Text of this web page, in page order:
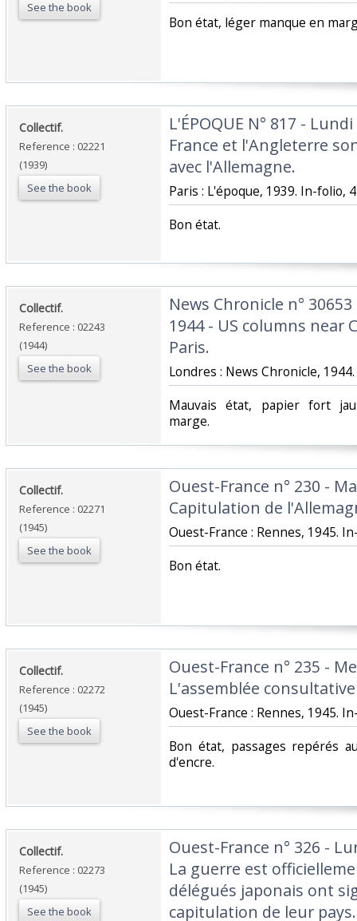
See the book
‎Bon état, léger manque en
‎Collectif.‎
Reference : 02221
(1939)
See the book
‎L'ÉPOQUE N° 817 -
France et l'Angleterre
avec l'Allemagne.‎
‎Paris : L'époque, 1939. In-folio,
‎Bon état.‎
‎Collectif.‎
Reference : 02243
(1944)
See the book
‎News Chronicle n°
1944 - US columns near
Paris.‎
‎Londres : News Chronicle,
‎Mauvais état, papier fort
marge.‎
‎Collectif.‎
Reference : 02271
(1945)
See the book
‎Ouest-France n° 230 -
Capitulation de
‎Ouest-France : Rennes, 1945.
‎Bon état.‎
‎Collectif.‎
Reference : 02272
(1945)
See the book
‎Ouest-France n° 235 -
L'assemblée
‎Ouest-France : Rennes, 1945.
‎Bon état, passages repérés
d'encre. ‎
‎Collectif.‎
Reference : 02273
(1945)
See the book
‎Ouest-France n° 326 -
La guerre est
délégués japonais ont
capitulation de leur